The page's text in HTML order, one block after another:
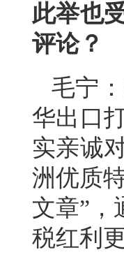
此举也
评论？
毛宁
华出口
实亲诚
洲优质
文章”，
税红利